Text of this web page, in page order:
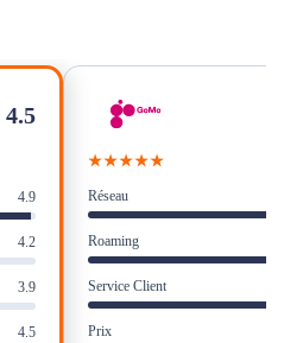
faut savoir avant de
des abonnements
un abonnement
4.5
4.9
4.2
3.9
4.5
★★★★★
Réseau
Roaming
Service Client
Prix